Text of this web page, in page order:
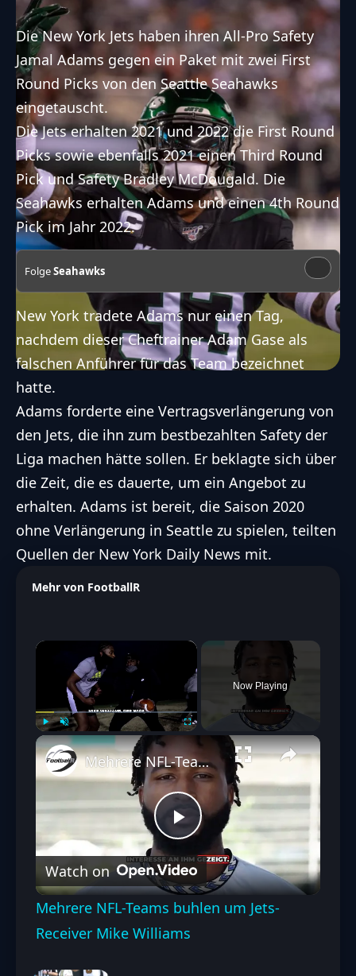
Die New York Jets haben ihren All-Pro Safety
Jamal Adams gegen ein Paket mit zwei First
Round Picks von den Seattle Seahawks
eingetauscht.
Die Jets erhalten 2021 und 2022 die First Round
Picks sowie ebenfalls 2021 einen Third Round
Pick und Safety Bradley McDougald. Die
Seahawks erhalten Adams und einen 4th Round
Pick im Jahr 2022.
FolgeSeahawks
New York tradete Adams nur einen Tag,
nachdem dieser Cheftrainer Adam Gase als
falschen Anführer für das Team bezeichnet
hatte.
Adams forderte eine Vertragsverlängerung von
den Jets, die ihn zum bestbezahlten Safety der
Liga machen hätte sollen. Er beklagte sich über
die Zeit, die es dauerte, um ein Angebot zu
erhalten. Adams ist bereit, die Saison 2020
ohne Verlängerung in Seattle zu spielen, teilten
Quellen der New York Daily News mit.
Mehr von FootballR
×
Play Unmute
Now Playing
Play
Video
Mehrere NFL-Teams buhlen um Jets-Receiver Mike Williams
Watch on
Mehrere NFL-Teams buhlen um Jets-
Receiver Mike Williams